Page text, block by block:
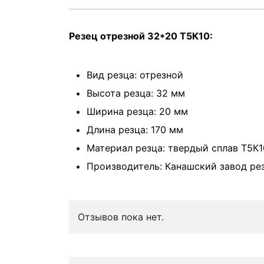
Резец отрезной 32*20 Т5К10:
Вид резца: отрезной
Высота резца: 32 мм
Ширина резца: 20 мм
Длина резца: 170 мм
Материал резца: твердый сплав
Производитель: Канашский завод
Отзывов пока нет.